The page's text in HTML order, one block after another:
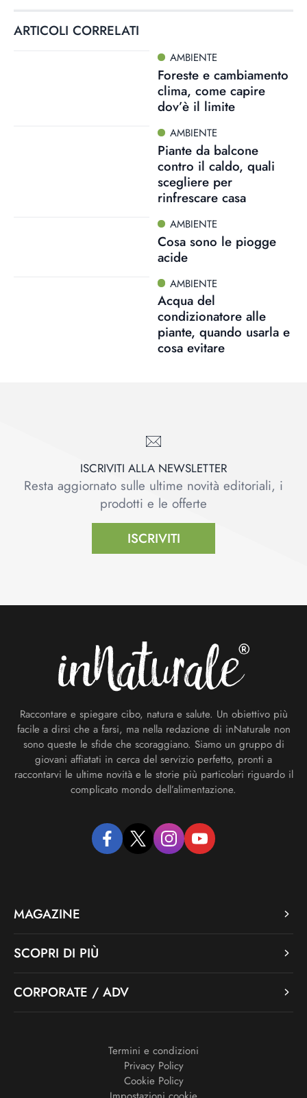
ARTICOLI CORRELATI
AMBIENTE
Foreste e cambiamento
clima, come capire
dov’è il limite
AMBIENTE
Piante da balcone
contro il caldo, quali
scegliere per
rinfrescare casa
AMBIENTE
Cosa sono le piogge
acide
AMBIENTE
Acqua del
condizionatore alle
piante, quando usarla e
cosa evitare
ISCRIVITI ALLA NEWSLETTER
Resta aggiornato sulle ultime novità editoriali, i
prodotti e le offerte
ISCRIVITI
Raccontare e spiegare cibo, natura e salute. Un obiettivo più
facile a dirsi che a farsi, ma nella redazione di inNaturale non
sono queste le sfide che scoraggiano. Siamo un gruppo di
giovani affiatati in cerca del servizio perfetto, pronti a
raccontarvi le ultime novità e le storie più particolari riguardo il
complicato mondo dell’alimentazione.
facebooktwitter instagramyoutube
MAGAZINE
SCOPRI DI PIÙ
CORPORATE / ADV
Termini e condizioni
Privacy Policy
Cookie Policy